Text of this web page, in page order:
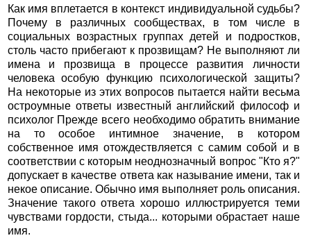
Как имя вплетается в контекст индивидуальной судьбы?
Почему в различных сообществах, в том числе в
социальных возрастных группах детей и подростков,
столь часто прибегают к прозвищам? Не выполняют ли
имена и прозвища в процессе развития личности
человека особую функцию психологической защиты?
На некоторые из этих вопросов пытается найти весьма
остроумные ответы известный английский философ и
психолог Прежде всего необходимо обратить внимание
на то особое интимное значение, в котором
собственное имя отождествляется с самим собой и в
соответствии с которым неоднозначный вопрос "Кто я?"
допускает в качестве ответа как называние имени, так и
некое описание. Обычно имя выполняет роль описания.
Значение такого ответа хорошо иллюстрируется теми
чувствами гордости, стыда... которыми обрастает наше
имя.